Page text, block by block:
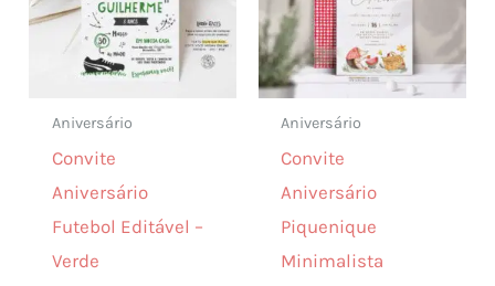
Aniversário
Convite
Aniversário
Futebol Editável –
Verde
Aniversário
Convite
Aniversário
Piquenique
Minimalista